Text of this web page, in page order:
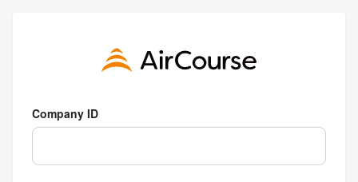
Company ID